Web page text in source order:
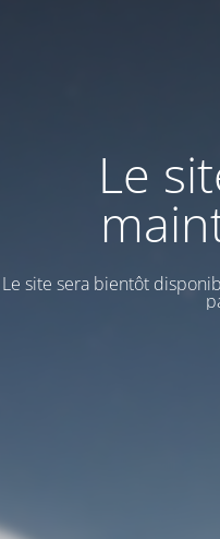
Le
Le site sera bientôt